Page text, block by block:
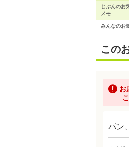
じぶんのお
メモ:
みんなのお
この
お
こ
パン